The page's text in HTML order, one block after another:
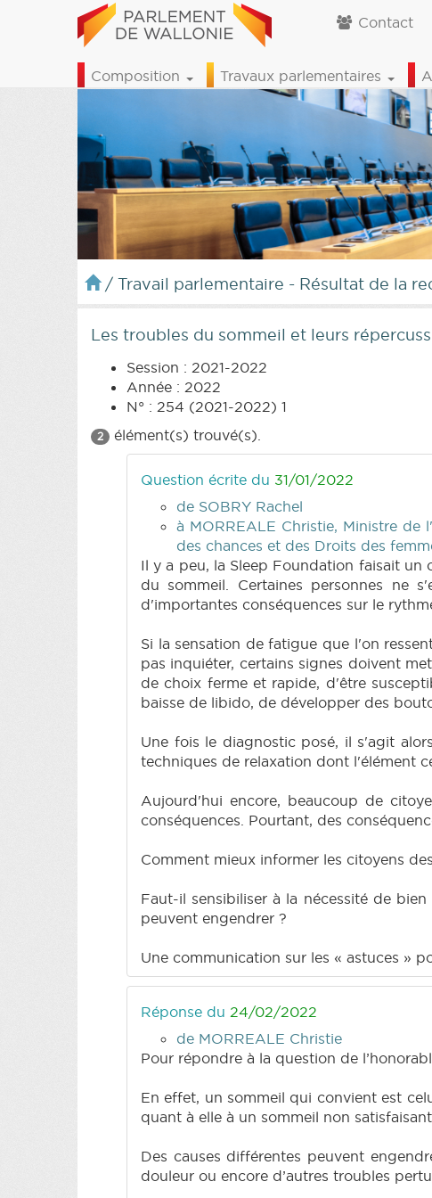
Contact
Composition Travaux parlementaires
/ Travail parlementaire - Résultat de la
Les troubles du sommeil et leurs
Session : 2021-2022
Année : 2022
N° : 254 (2021-2022) 1
2 élément(s) trouvé(s).
Question écrite du 31/01/2022
de SOBRY Rachel
à MORREALE Christie, Ministre
des chances et des Droits des
Il y a peu, la Sleep Foundation faisait
du sommeil. Certaines personnes ne
d'importantes conséquences sur le
Si la sensation de fatigue que l'on
pas inquiéter, certains signes doivent
de choix ferme et rapide, d'être
baisse de libido, de développer des
Une fois le diagnostic posé, il s'agit
techniques de relaxation dont l'élément
Aujourd'hui encore, beaucoup de
conséquences. Pourtant, des
Comment mieux informer les citoyens
Faut-il sensibiliser à la nécessité de
peuvent engendrer ?
Une communication sur les « astuces »
Réponse du 24/02/2022
de MORREALE Christie
Pour répondre à la question de
En effet, un sommeil qui convient est
quant à elle à un sommeil non
Des causes différentes peuvent
douleur ou encore d’autres troubles